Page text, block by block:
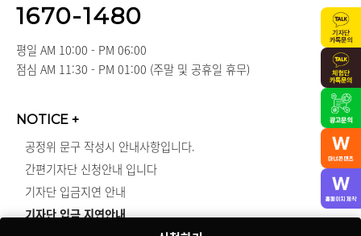
1670-1480
평일 AM 10:00 - PM 06:00
점심 AM 11:30 - PM 01:00 (주말 및 공휴일 휴무)
NOTICE +
공정위 문구 작성시 안내사항입니다.
간편기자단 신청안내 입니다
기자단 입금지연 안내
기자단 입금 지연안내